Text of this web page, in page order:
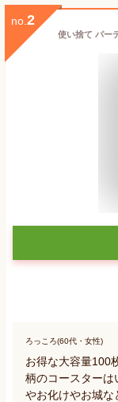
no. 2
ろっころ(60代・女性)
お得な大容量100
柄のコースターは
やお化けやお城な